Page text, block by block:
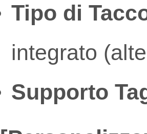
Tipo di
integrato
Supporto